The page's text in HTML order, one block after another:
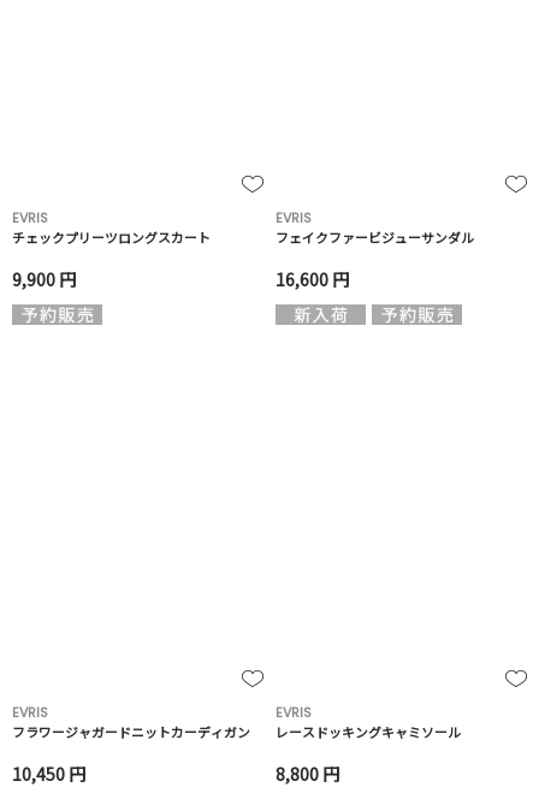
EVRIS
チェックプリーツロングスカート
9,900 円
EVRIS
フェイクファービジューサンダル
16,600 円
EVRIS
フラワージャガードニットカーディガン
10,450 円
EVRIS
レースドッキングキャミソール
8,800 円